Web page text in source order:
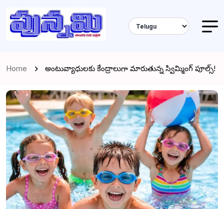
Home అంటువ్యాధులకు కేంద్రాలుగా మారుతున్న స్విమ్మింగ్ పూల్స్!